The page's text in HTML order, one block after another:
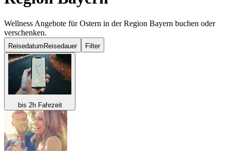
Wellness Angebote für Ostern in der Region Bayern buchen oder
verschenken.
Reisedatum Reisedauer Filter
bis 2h Fahrzeit